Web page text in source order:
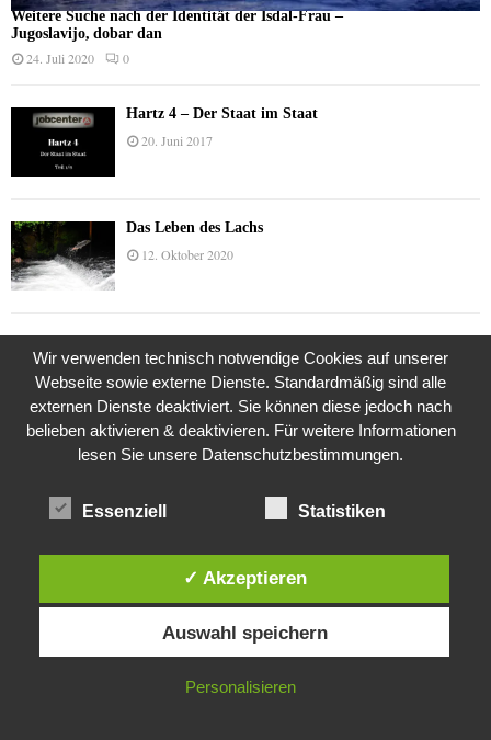
Weitere Suche nach der Identität der Isdal-Frau –
Jugoslavijo, dobar dan
24. Juli 2020 0
Hartz 4 – Der Staat im Staat
20. Juni 2017
Das Leben des Lachs
12. Oktober 2020
9. Juli 2018
Was ist denn das? -Mars „SOL 735“ Rover Curiosity
Die Brexit-Lüge (1/8 Teil)
Die Straße radikalisiert jeden Tag ein Stückchen
Diese Website verwendet Cookies. Durch die weitere Nutzung dieser
Website stimmst du der Verwendung von Cookies zu.
IN ORDNUNG
Wir verwenden technisch notwendige Cookies auf unserer
Webseite sowie externe Dienste. Standardmäßig sind alle
externen Dienste deaktiviert. Sie können diese jedoch nach
belieben aktivieren & deaktivieren. Für weitere Informationen
lesen Sie unsere Datenschutzbestimmungen.
Essenziell Statistiken
✓ Akzeptieren
Auswahl speichern
Personalisieren